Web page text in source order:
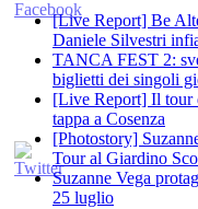
[Live Report] Be
Daniele Silvestri
TANCA FEST 2:
biglietti dei singoli
[Live Report] Il tour
tappa a Cosenza
[Photostory]
Tour al Giardino
Suzanne Vega
25 luglio